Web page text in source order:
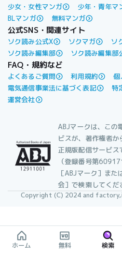
少女・女性マンガ 少年・青年マ
BLマンガ
無料マンガ
公式SNS・関連サイト
ソク読み公式X ソクマガ
ソ
ソク読み編集部
ソク読み編集部
FAQ・規約など
よくあるご質問 利用規約
個
電気通信事業法に基づく表記
特
運営会社
ABJマークは、この
ビスが、著作権者
正規版配信サービ
（登録番号第
［ABJマーク］ま
会］で検索してくだ
Copyright (C) 2024 and
ホーム 無料 検索